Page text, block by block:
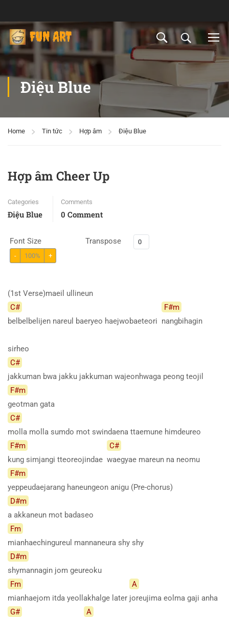
Điệu Blue
Home Tin tức Hợp âm Điệu Blue
Hợp âm Cheer Up
Categories
Điệu Blue
Comments
0 Comment
Font Size
- 100% +
Transpose
(1st Verse)maeil ullineun
C#
belbelbelijen nareul baeryeo haejwobaeteori
F#m
nangbihagin
sirheo
C#
jakkuman bwa jakku jakkuman wajeonhwaga peong teojil
F#m
geotman gata
C#
molla molla sumdo mot swindaena ttaemune himdeureo
F#m
kung simjangi tteoreojindae
C#
waegyae mareun na neomu
F#m
yeppeudaejarang haneungeon anigu (Pre-chorus)
D#m
a akkaneun mot badaseo
Fm
mianhaechingureul mannaneura shy shy
D#m
shymannagin jom geureoku
Fm
mianhaejom itda yeollakhalge later
A
joreujima eolma gaji anha
G#
A